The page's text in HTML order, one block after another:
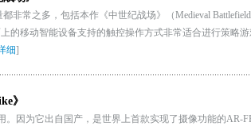
非常之多，包括本作《中世纪战场》（Medieval
的移动智能设备支持的触控操作方式非常适合进行策略
细]
》
因为它出自国产，是世界上首款实现了摄像功能的AR-